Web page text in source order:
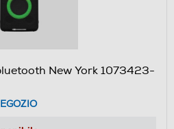
New York 1073423-